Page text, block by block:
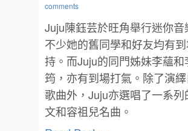
comments
Juju陳鈺芸於旺角舉行迷你音
不少她的舊同學和好友均有
持。而Juju的同門姊妹李蘊和
筠，亦有到場打氣。除了演
歌曲外，Juju亦選唱了一系列
文和容祖兒名曲。